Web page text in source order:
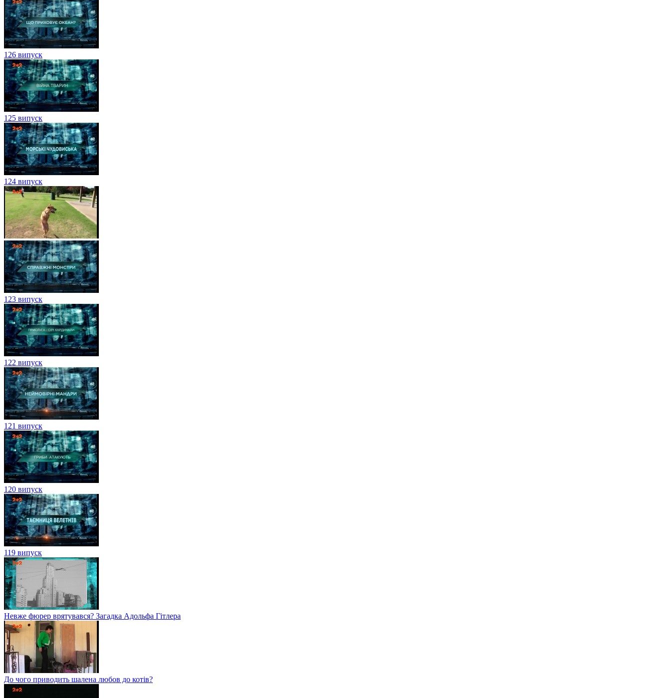
126 випуск
125 випуск
124 випуск
123 випуск
122 випуск
121 випуск
120 випуск
119 випуск
Невже фюрер врятувався? Загадка Адольфа Гітлера
До чого приводить шалена любов до котів?